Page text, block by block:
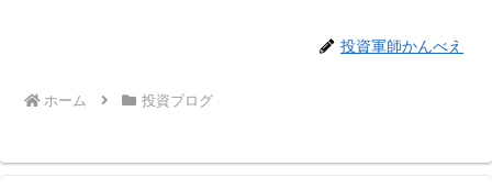
投資軍師かんべえ
ホーム 投資ブログ